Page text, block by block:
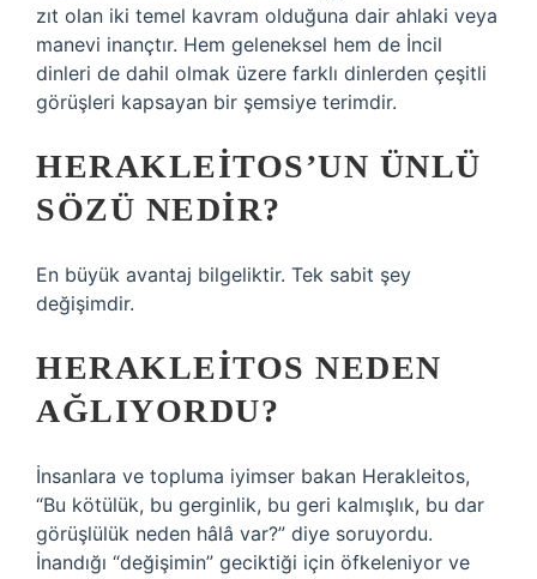
zıt olan iki temel kavram olduğuna dair ahlaki veya
manevi inançtır. Hem geleneksel hem de İncil
dinleri de dahil olmak üzere farklı dinlerden çeşitli
görüşleri kapsayan bir şemsiye terimdir.
HERAKLEITOS’UN ÜNLÜ
SÖZÜ NEDIR?
En büyük avantaj bilgeliktir. Tek sabit şey
değişimdir.
HERAKLEITOS NEDEN
AĞLIYORDU?
İnsanlara ve topluma iyimser bakan Herakleitos,
“Bu kötülük, bu gerginlik, bu geri kalmışlık, bu dar
görüşlülük neden hâlâ var?” diye soruyordu.
İnandığı “değişimin” geciktiği için öfkeleniyor ve